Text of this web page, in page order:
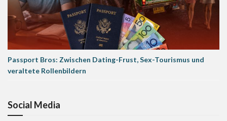
Passport Bros: Zwischen Dating-Frust, Sex-Tourismus und
veraltete Rollenbildern
Social Media